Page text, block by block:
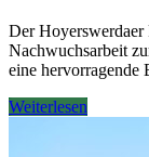
Der Hoyerswerdaer
Nachwuchsarbeit
eine hervorragende
Weiterlesen